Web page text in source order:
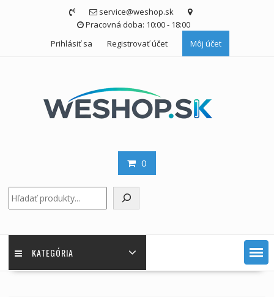
service@weshop.sk
Pracovná doba: 10:00 - 18:00
Prihlásiť sa
Registrovať účet Môj účet
0
KATEGÓRIA